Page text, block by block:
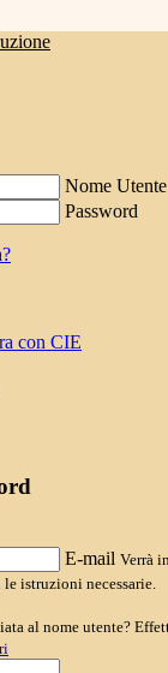
Nome Utente
Password
con CIE
E-mail Verrà
istruzioni necessarie.
al nome utente?